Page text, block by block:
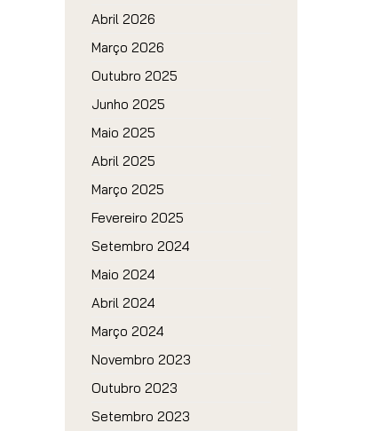
Abril 2026
Março 2026
Outubro 2025
Junho 2025
Maio 2025
Abril 2025
Março 2025
Fevereiro 2025
Setembro 2024
Maio 2024
Abril 2024
Março 2024
Novembro 2023
Outubro 2023
Setembro 2023